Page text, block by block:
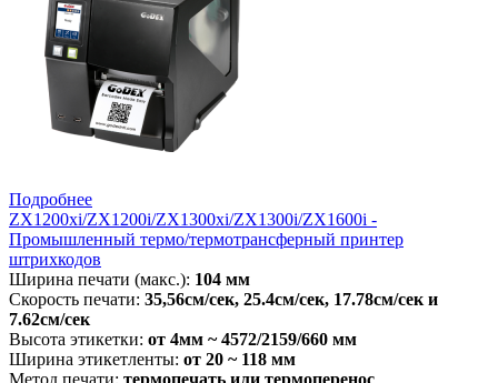
Подробнее
ZX1200xi/ZX1200i/ZX1300xi/ZX1300i/ZX1600i -
Промышленный термо/термотрансферный принтер
штрихкодов
Ширина печати (макс.): 104 мм
Скорость печати: 35,56см/сек, 25.4см/сек, 17.78см/сек и
7.62см/сек
Высота этикетки: от 4мм ~ 4572/2159/660 мм
Ширина этикетленты: от 20 ~ 118 мм